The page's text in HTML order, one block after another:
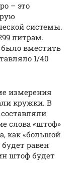
– это
системы.
литрам.
вместить
1/40
измерения
кружки. В
слова «штоф»
как «большой
равен
штоф будет